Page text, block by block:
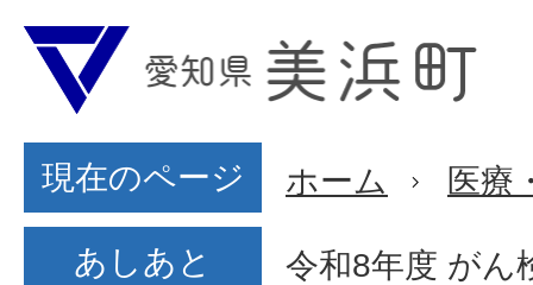
現在のページ ホーム 医療
あしあと 令和8年度 がん